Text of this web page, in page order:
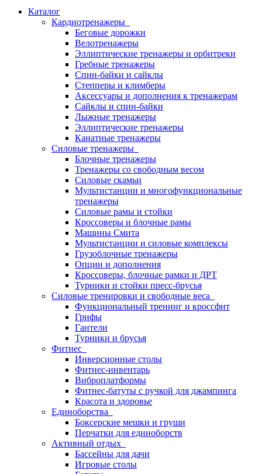
Каталог
Кардиотренажеры
Беговые дорожки
Велотренажеры
Эллиптические тренажеры и орбитреки
Гребные тренажеры
Спин-байки и сайклы
Степперы и климберы
Аксессуары и дополнения к тренажерам
Сайклы и спин-байки
Лыжные тренажеры
Эллиптические тренажеры
Канатные тренажеры
Силовые тренажеры
Блочные тренажеры
Тренажеры со свободным весом
Силовые скамьи
Мультистанции и многофункциональные
тренажеры
Силовые рамы и стойки
Кроссоверы и блочные рамы
Машины Смита
Мультистанции и силовые комплексы
Грузоблочные тренажеры
Опции и дополнения
Кроссоверы, блочные рамки и ДРТ
Турники и стойки пресс-брусья
Силовые тренировки и свободные веса
Функциональный тренинг и кроссфит
Грифы
Гантели
Турники и брусья
Фитнес
Инверсионные столы
Фитнес-инвентарь
Виброплатформы
Фитнес-батуты с ручкой для джампинга
Красота и здоровье
Единоборства
Боксерские мешки и груши
Перчатки для единоборств
Активный отдых
Бассейны для дачи
Игровые столы